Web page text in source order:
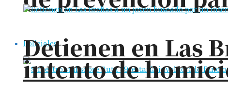
Policiales
Detienen en Las
intento de